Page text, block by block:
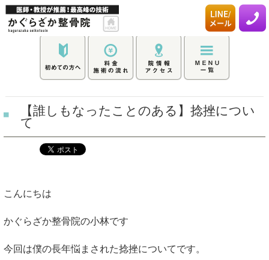
【誰しもなったことのある】捻挫につい
て
こんにちは
かぐらざか整骨院の小林です
今回は僕の長年悩まされた捻挫についてです。